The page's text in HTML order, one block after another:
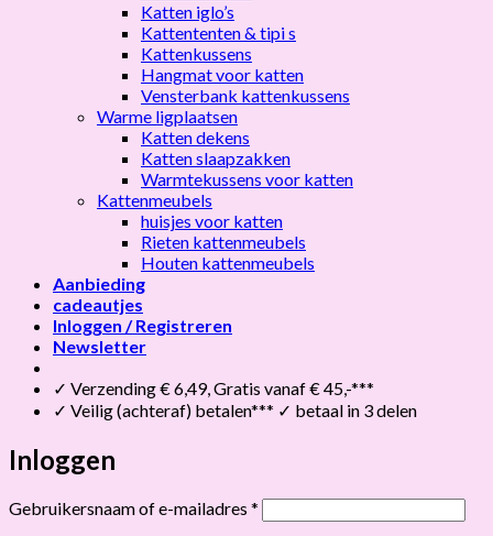
Katten iglo’s
Kattententen & tipi s
Kattenkussens
Hangmat voor katten
Vensterbank kattenkussens
Warme ligplaatsen
Katten dekens
Katten slaapzakken
Warmtekussens voor katten
Kattenmeubels
huisjes voor katten
Rieten kattenmeubels
Houten kattenmeubels
Aanbieding
cadeautjes
Inloggen / Registreren
Newsletter
✓ Verzending € 6,49, Gratis vanaf € 45,-***
✓ Veilig (achteraf) betalen*** ✓ betaal in 3 delen
Inloggen
Gebruikersnaam of e-mailadres * Vereist